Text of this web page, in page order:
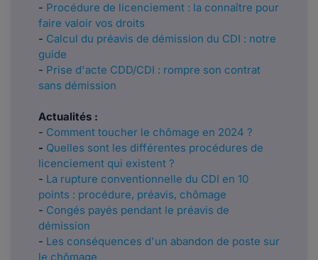
- Procédure de licenciement : la connaître pour
faire valoir vos droits
- Calcul du préavis de démission du CDI : notre
guide
- Prise d'acte CDD/CDI : rompre son contrat
sans démission
Actualités :
​​​​​​- Comment toucher le chômage en 2024 ?
- Quelles sont les différentes procédures de
licenciement qui existent ?
- La rupture conventionnelle du CDI en 10
points : procédure, préavis, chômage
- Congés payés pendant le préavis de
démission
- Les conséquences d'un abandon de poste sur
le chômage